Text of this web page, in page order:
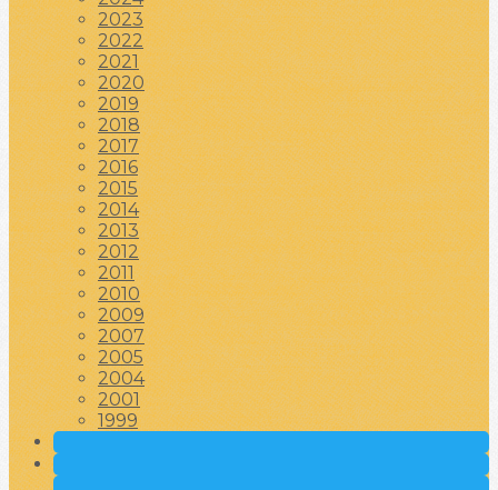
2023
2022
2021
2020
2019
2018
2017
2016
2015
2014
2013
2012
2011
2010
2009
2007
2005
2004
2001
1999